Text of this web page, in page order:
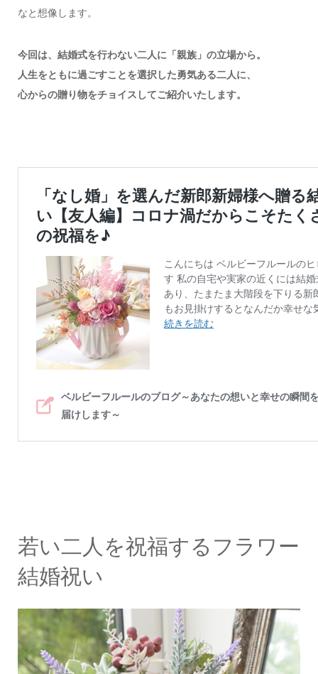
なと想像します。
今回は、結婚式を行わない二人に「親族」の立場から。
人生をともに過ごすことを選択した勇気ある二人に、
心からの贈り物をチョイスしてご紹介いたします。
若い二人を祝福するフラワー
結婚祝い